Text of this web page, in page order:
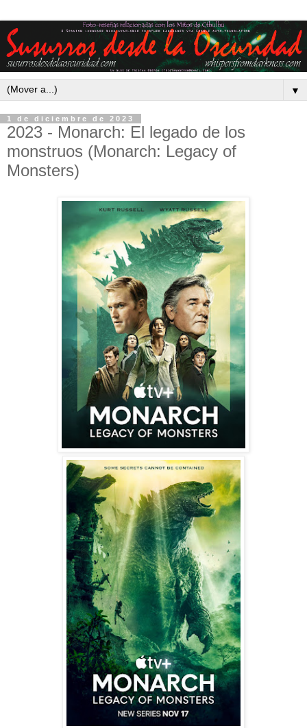
▼
1 de diciembre de 2023
2023 - Monarch: El legado de los
monstruos (Monarch: Legacy of
Monsters)